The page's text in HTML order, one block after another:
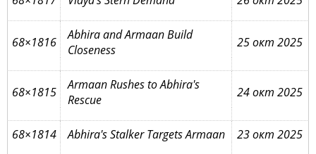
68×1816
Abhira and Armaan Build
Closeness
25 окт 2025
68×1815
Armaan Rushes to Abhira's
Rescue
24 окт 2025
68×1814 Abhira's Stalker Targets Armaan 23 окт 2025